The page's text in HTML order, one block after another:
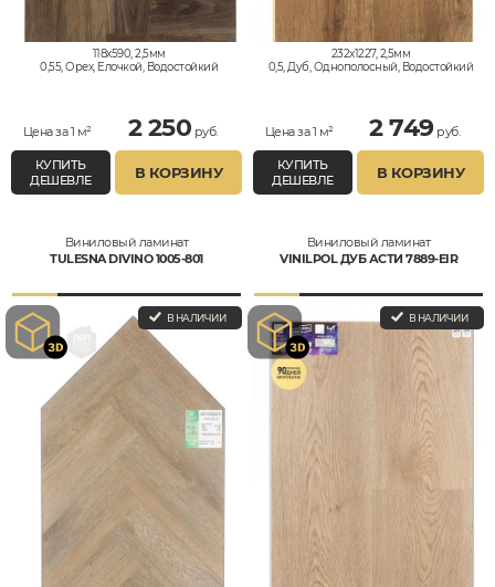
118x590, 2,5мм
0,55, Орех, Елочкой, Водостойкий
Цена за 1 м² 2 250 руб.
КУПИТЬ
ДЕШЕВЛЕ
В КОРЗИНУ
232x1227, 2,5мм
0,5, Дуб, Однополосный, Водостойкий
Цена за 1 м² 2 749руб.
КУПИТЬ
ДЕШЕВЛЕ
В КОРЗИНУ
Виниловый ламинат
TULESNA DIVINO 1005-801
В НАЛИЧИИ
Виниловый ламинат
VINILPOL ДУБ АСТИ 7889-EIR
В НАЛИЧИИ